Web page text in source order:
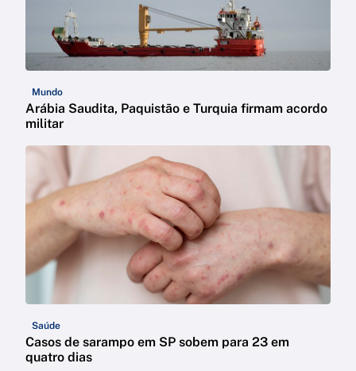
Mundo
Arábia Saudita, Paquistão e Turquia firmam acordo
militar
Saúde
Casos de sarampo em SP sobem para 23 em
quatro dias